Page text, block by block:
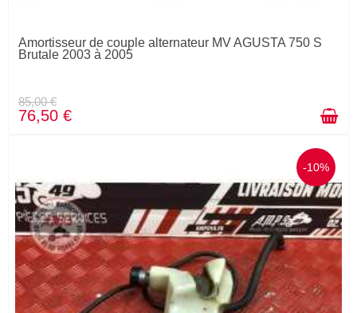
Amortisseur de couple alternateur MV AGUSTA 750 S
Brutale 2003 à 2005
85,00 €
76,50 €
-10%